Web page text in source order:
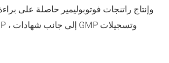
وإنتاج راتنجات فوتوبوليمير حاصلة على